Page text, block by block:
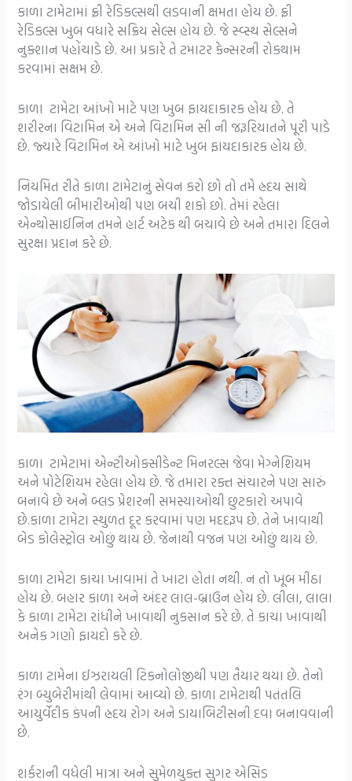
કાળા ટામેટામાં ફ્રી રેડિકલ્સથી લડવાની ક્ષમતા હોય છે. ફ્રી
રેડિકલ્સ ખુબ વધારે સક્રિય સેલ્સ હોય છે. જે સ્વ્સ્થ સેલ્સને
નુક્શાન પહોંચાડે છે. આ પ્રકારે તે ટમાટર કેન્સરની રોકથામ
કરવામાં સક્ષમ છે.
કાળા ટામેટા આંખો માટે પણ ખુબ ફાયદાકારક હોય છે. તે
શરીરના વિટામિન એ અને વિટામિન સી ની જરૂરિયાતને પૂરી પાડે
છે. જ્યારે વિટામિન એ આંખો માટે ખુબ ફાયદાકારક હોય છે.
નિયમિત રીતે કાળા ટામેટાનું સેવન કરો છો તો તમે હ્રદય સાથે
જોડાયેલી બીમારીઓથી પણ બચી શકો છો. તેમાં રહેલા
એન્થોસાઈનિન તમને હાર્ટ અટેક થી બચાવે છે અને તમારા દિલને
સુરક્ષા પ્રદાન કરે છે.
કાળા ટામેટામાં એન્ટીઓક્સીડેન્ટ મિનરલ્સ જેવા મેગ્નેશિયમ
અને પોટેશિયમ રહેલા હોય છે. જે તમારા રક્ત સંચારને પણ સારું
બનાવે છે અને બ્લડ પ્રેશરની સમસ્યાઓથી છુટકારો અપાવે
છે.કાળા ટામેટા સ્થુળત દૂર કરવામાં પણ મદદરૂપ છે. તેને ખાવાથી
બેડ કોલેસ્ટ્રોલ ઓછું થાય છે. જેનાથી વજન પણ ઓછું થાય છે.
કાળા ટામેટા કાચા ખાવામાં તે ખાટા હોતા નથી. ન તો ખૂબ મીઠા
હોય છે. બહાર કાળા અને અંદર લાલ-બ્રાઉન હોય છે. લીલા, લાલા
કે કાળા ટામેટા રાંધીને ખાવાથી નુકસાન કરે છે. તે કાચા ખાવાથી
અનેક ગણો ફાયદો કરે છે.
કાળા ટામેના ઈઝરાયલી ટિકનોલોજીથી પણ તૈયાર થયા છે. તેનો
રંગ બ્યુબેરીમાંથી લેવામાં આવ્યો છે. કાળા ટામેટાથી પતંતલિ
આયુર્વેદીક કંપની હ્રદય રોગ અને ડાયાબિટીસની દવા બનાવવાની
છે.
શર્કરાની વધેલી માત્રા અને સુમેળયુક્ત સુગર એસિડ